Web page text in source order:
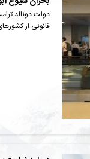
دولت دونالد
قانونی از